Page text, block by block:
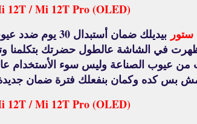
12T / Mi 12T Pro (OLED)
ستور
في الشاشة عالطول حضرتك بتكلمنا
عيوب الصناعة وليس سوء الأستخدام
بس كده وكمان بنفعلك فترة ضمان
12T / Mi 12T Pro (OLED)